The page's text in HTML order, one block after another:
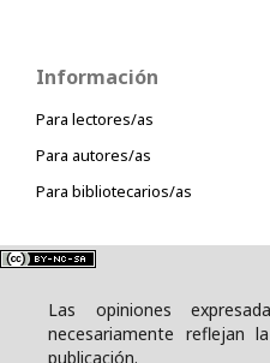
Información
Para lectores/as
Para autores/as
Para bibliotecarios/as
Las opiniones
necesariamente reflejan
publicación.